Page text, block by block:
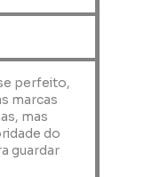
perfeito,
marcas
mas
do
guardar